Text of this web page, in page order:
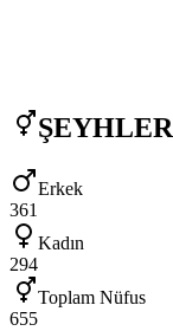
ŞEYHLER
Erkek
361
Kadın
294
Toplam Nüfus
655